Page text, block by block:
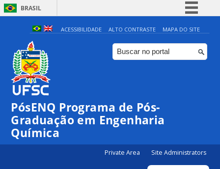
BRASIL
Simplifique!
Comunica BR
Participe
Canais
ACESSIBILIDADE ALTO CONTRASTE MAPA DO SITE
PósENQ Programa de Pós-
Graduação em Engenharia
Química
Private Area Site Administrators